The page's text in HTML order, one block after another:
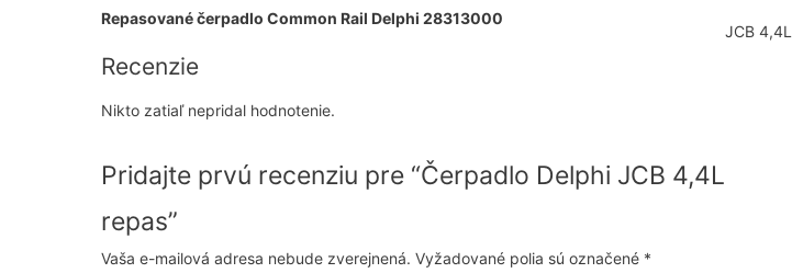
Repasované čerpadlo Common Rail Delphi 28313000
Recenzie
Nikto zatiaľ nepridal hodnotenie.
Pridajte prvú recenziu pre “Čerpadlo Delphi JCB 4,4L
repas”
Vaša e-mailová adresa nebude zverejnená. Vyžadované polia sú označené *
JCB 4,4L